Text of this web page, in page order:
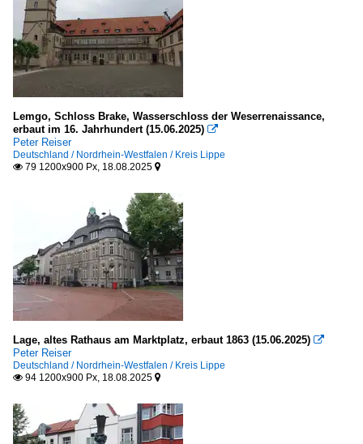
Lemgo, Schloss Brake, Wasserschloss der Weserrenaissance,
erbaut im 16. Jahrhundert (15.06.2025) 
Peter Reiser
Deutschland / Nordrhein-Westfalen / Kreis Lippe
 79 1200x900 Px, 18.08.2025 
Lage, altes Rathaus am Marktplatz, erbaut 1863 (15.06.2025) 
Peter Reiser
Deutschland / Nordrhein-Westfalen / Kreis Lippe
 94 1200x900 Px, 18.08.2025 